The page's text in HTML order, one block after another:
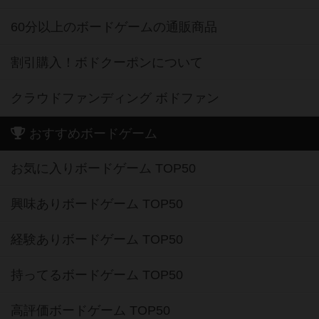
60分以上のボードゲームの通販商品
割引購入！ボドクーポンについて
クラウドファンディング ボドファン
おすすめボードゲーム
お気に入りボードゲーム TOP50
興味ありボードゲーム TOP50
経験ありボードゲーム TOP50
持ってるボードゲーム TOP50
高評価ボードゲーム TOP50